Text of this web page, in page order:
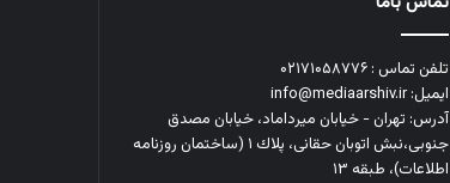
تلفن تماس : ۰۲۱۷۱۰۵۸۷۷۶
ایمیل: info@mediaarshiv.ir
آدرس: تهران - خیابان میرداماد، خیابان مصدق
جنوبی،نبش اتوبان حقانی، پلاك ١ (ساختمان روزنامه
اطلاعات)، طبقه ۱۳